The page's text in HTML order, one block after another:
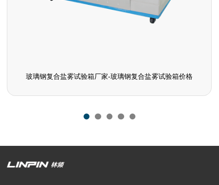
玻璃钢复合盐雾试验箱厂家-玻璃钢复合盐雾试验箱价格